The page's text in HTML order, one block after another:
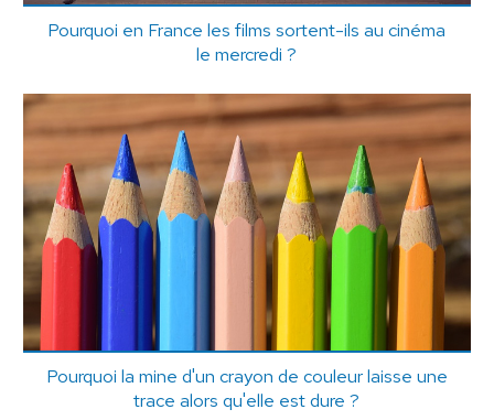
Pourquoi en France les films sortent-ils au cinéma
le mercredi ?
Pourquoi la mine d'un crayon de couleur laisse une
trace alors qu'elle est dure ?